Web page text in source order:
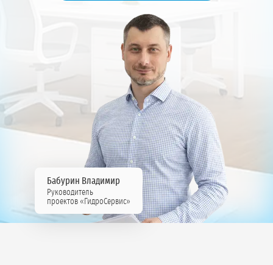
Бабурин Владимир
Руководитель
проектов «ГидроСервис»